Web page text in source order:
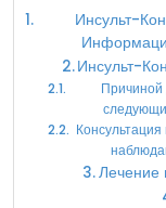
Инсульт-
Инсульт-
Причиной
Лечение